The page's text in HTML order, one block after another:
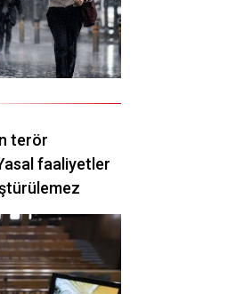
terör
faaliyetler